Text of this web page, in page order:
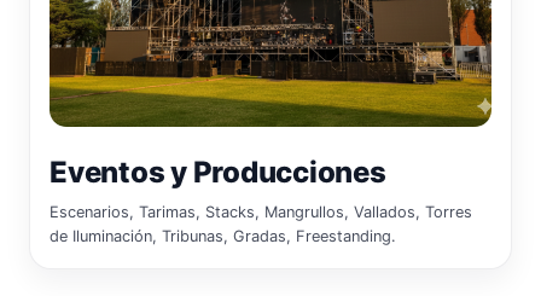
Eventos y Producciones
Escenarios, Tarimas, Stacks, Mangrullos, Vallados, Torres
de Iluminación, Tribunas, Gradas, Freestanding.